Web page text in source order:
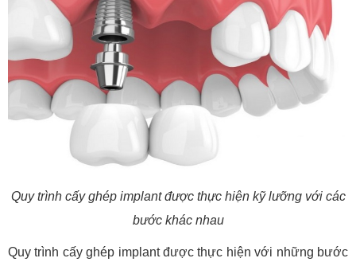
Quy trình cấy ghép implant được thực hiện kỹ lưỡng với các
bước khác nhau
Quy trình cấy ghép implant được thực hiện với những bước